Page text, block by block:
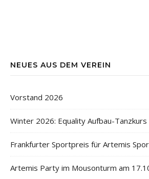
NEUES AUS DEM VEREIN
Vorstand 2026
Winter 2026: Equality Aufbau-Tanzkurs
Frankfurter Sportpreis für Artemis
Artemis Party im Mousonturm am